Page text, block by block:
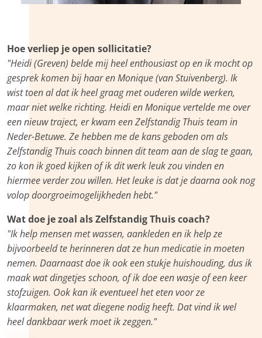
Hoe verliep je open sollicitatie?
"Heidi (Greven) belde mij heel enthousiast op en ik mocht op
gesprek komen bij haar en Monique (van Stuivenberg). Ik
wist toen al dat ik heel graag met ouderen wilde werken,
maar niet welke richting. Heidi en Monique vertelde me over
een nieuw traject, er kwam een Zelfstandig Thuis team in
Neder-Betuwe. Ze hebben me de kans geboden om als
Zelfstandig Thuis coach binnen dit team aan de slag te gaan,
zo kon ik goed kijken of ik dit werk leuk zou vinden en
hiermee verder zou willen. Het leuke is dat je daarna ook nog
volop doorgroeimogelijkheden hebt."
Wat doe je zoal als Zelfstandig Thuis coach?
"Ik help mensen met wassen, aankleden en ik help ze
bijvoorbeeld te herinneren dat ze hun medicatie in moeten
nemen. Daarnaast doe ik ook een stukje huishouding, dus ik
maak wat dingetjes schoon, of ik doe een wasje of een keer
stofzuigen. Ook kan ik eventueel het eten voor ze
klaarmaken, net wat diegene nodig heeft. Dat vind ik wel
heel dankbaar werk moet ik zeggen."